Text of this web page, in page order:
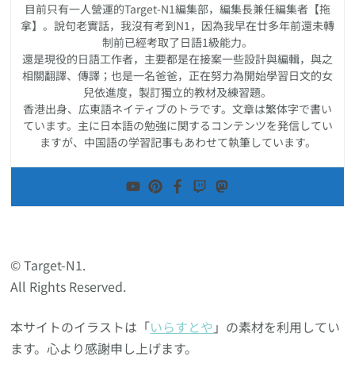
目前只有一人營運的Target-N1編集部，編集長兼任編集者【拖
拿】。說句老實話，我沒有考到N1，因為我早在廿多年前還未轉
制前已經考取了日語1級能力。
還是現役的日語工作者，主要都是在接案一些設計與編輯，與之
相關翻譯、傳譯；也是一名爸爸，正在努力為開始學習日文的女
兒依進度，製訂獨立的教材及練習題。
香港出身、広東語ネイティブのトラです。文章は繁体字で書い
ています。主に日本語の勉強に関するコンテンツを発信してい
ますが、中国語の学習記事もあわせて執筆しています。
© Target-N1.
All Rights Reserved.
本サイトのイラストは「いらすとや 」の素材を利用してい
ます。心より感謝申し上げます。